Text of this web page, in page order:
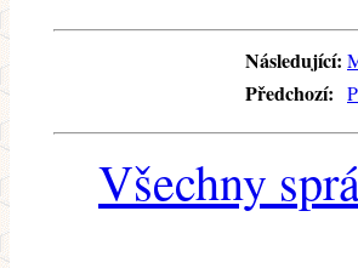
Následující:
Předchozí:
Všechny